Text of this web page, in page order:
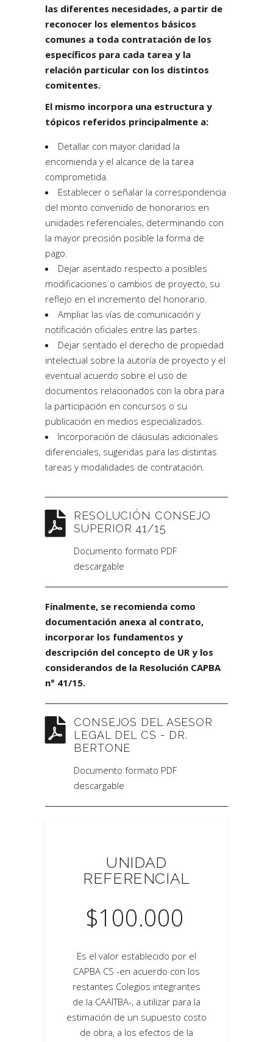
las diferentes necesidades, a partir de
reconocer los elementos básicos
comunes a toda contratación de los
específicos para cada tarea y la
relación particular con los distintos
comitentes.
El mismo incorpora una estructura y
tópicos referidos principalmente a:
Detallar con mayor claridad la
encomienda y el alcance de la tarea
comprometida.
Establecer o señalar la correspondencia
del monto convenido de honorarios en
unidades referenciales, determinando con
la mayor precisión posible la forma de
pago.
Dejar asentado respecto a posibles
modificaciones o cambios de proyecto, su
reflejo en el incremento del honorario.
Ampliar las vías de comunicación y
notificación oficiales entre las partes.
Dejar sentado el derecho de propiedad
intelectual sobre la autoría de proyecto y el
eventual acuerdo sobre el uso de
documentos relacionados con la obra para
la participación en concursos o su
publicación en medios especializados.
Incorporación de cláusulas adicionales
diferenciales, sugeridas para las distintas
tareas y modalidades de contratación.
RESOLUCIÓN CONSEJO
SUPERIOR 41/15
Documento formato PDF
descargable
Finalmente, se recomienda como
documentación anexa al contrato,
incorporar los fundamentos y
descripción del concepto de UR y los
considerandos de la Resolución CAPBA
n° 41/15.
CONSEJOS DEL ASESOR
LEGAL DEL CS - DR.
BERTONE
Documento formato PDF
descargable
UNIDAD
REFERENCIAL
$100.000
Es el valor establecido por el
CAPBA CS -en acuerdo con los
restantes Colegios integrantes
de la CAAITBA-, a utilizar para la
estimación de un supuesto costo
de obra, a los efectos de la